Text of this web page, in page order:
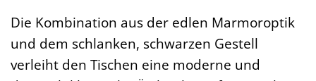
Die Kombination aus der edlen Marmoroptik
und dem schlanken, schwarzen Gestell
verleiht den Tischen eine moderne und